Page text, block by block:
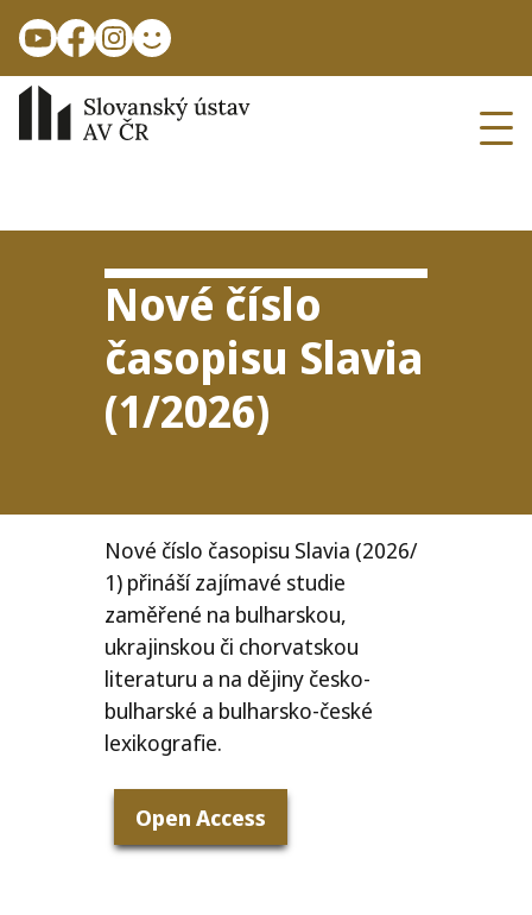
Nové čís­lo
časopisu Slavia
(1/​2026)
Nové číslo časopisu Slavia (2026/​
1) přináší zajímavé studie
zaměřené na bulharskou,
ukrajinskou či chorvatskou
literaturu a na dějiny česko-
bulharské a bulharsko-české
lexikografie.
Open Access